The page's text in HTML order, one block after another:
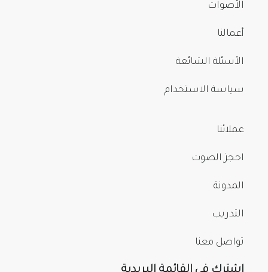
الأصوات
أعمالنا
الأسئلة الشائعة
سياسة الاستخدام
عملائنا
احجز الصوت
المدونة
التدريب
تواصل معنا